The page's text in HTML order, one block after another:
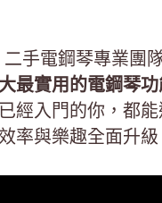
手電鋼琴專業團
最實用的電鋼琴功
經入門的你，都
率與樂趣全面升級